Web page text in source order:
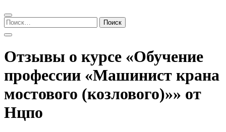
Найти:
Отзывы о курсе «Обучение
профессии «Машинист крана
мостового (козлового)»» от
Нцпо